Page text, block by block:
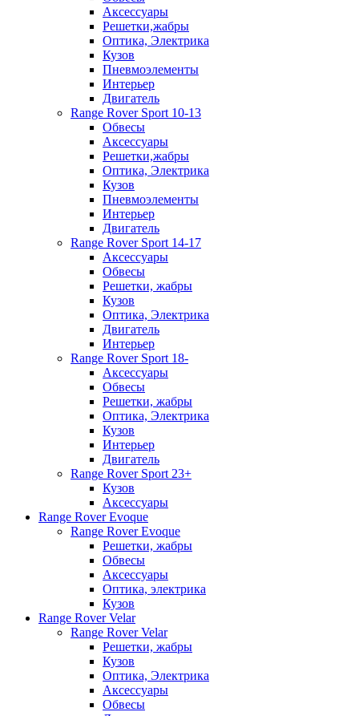
Аксессуары
Решетки,жабры
Оптика, Электрика
Кузов
Пневмоэлементы
Интерьер
Двигатель
Range Rover Sport 10-13
Обвесы
Аксессуары
Решетки,жабры
Оптика, Электрика
Кузов
Пневмоэлементы
Интерьер
Двигатель
Range Rover Sport 14-17
Аксессуары
Обвесы
Решетки, жабры
Кузов
Оптика, Электрика
Двигатель
Интерьер
Range Rover Sport 18-
Аксессуары
Обвесы
Решетки, жабры
Оптика, Электрика
Кузов
Интерьер
Двигатель
Range Rover Sport 23+
Кузов
Аксессуары
Range Rover Evoque
Range Rover Evoque
Решетки, жабры
Обвесы
Аксессуары
Оптика, электрика
Кузов
Range Rover Velar
Range Rover Velar
Решетки, жабры
Кузов
Оптика, Электрика
Аксессуары
Обвесы